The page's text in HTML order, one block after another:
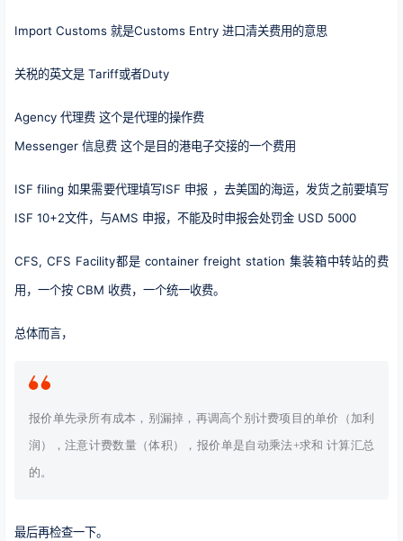
Import Customs 就是Customs Entry 进口清关费用的意思
关税的英文是 Tariff或者Duty
Agency 代理费 这个是代理的操作费
Messenger 信息费 这个是目的港电子交接的一个费用
ISF filing 如果需要代理填写ISF 申报 ，去美国的海运，发货之前要填写
ISF 10+2文件，与AMS 申报，不能及时申报会处罚金 USD 5000
CFS, CFS Facility都是 container freight station 集装箱中转站的费
用，一个按 CBM 收费，一个统一收费。
总体而言，
报价单先录所有成本，别漏掉，再调高个别计费项目的单价（加利
润），注意计费数量（体积），报价单是自动乘法+求和 计算汇总
的。
最后再检查一下。